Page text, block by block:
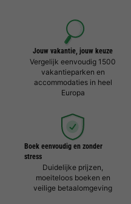
Jouw vakantie, jouw keuze
Vergelijk eenvoudig 1500
vakantieparken en
accommodaties in heel
Europa
Boek eenvoudig en zonder
stress
Duidelijke prijzen,
moeiteloos boeken en
veilige betaalomgeving